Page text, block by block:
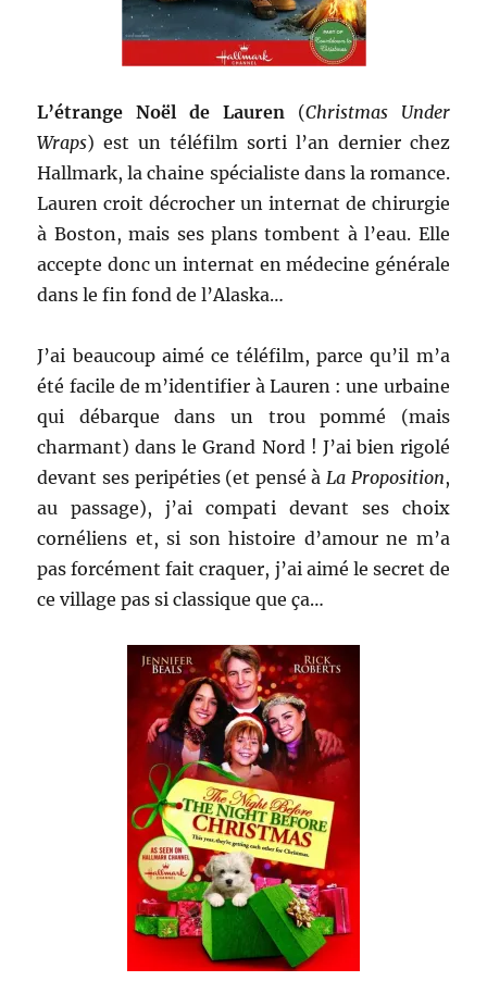
L’étrange Noël de Lauren(Christmas Under
Wraps) est un téléfilm sorti l’an dernier chez
Hallmark, la chaine spécialiste dans la romance.
Lauren croit décrocher un internat de chirurgie
à Boston, mais ses plans tombent à l’eau. Elle
accepte donc un internat en médecine générale
dans le fin fond de l’Alaska…
J’ai beaucoup aimé ce téléfilm, parce qu’il m’a
été facile de m’identifier à Lauren : une urbaine
qui débarque dans un trou pommé (mais
charmant) dans le Grand Nord ! J’ai bien rigolé
devant ses peripéties (et pensé à La Proposition,
au passage), j’ai compati devant ses choix
cornéliens et, si son histoire d’amour ne m’a
pas forcément fait craquer, j’ai aimé le secret de
ce village pas si classique que ça…